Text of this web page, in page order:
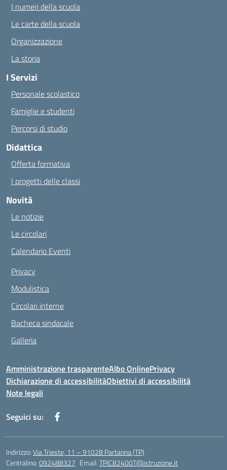
I numeri della scuola
Le carte della scuola
Organizzazione
La storia
I Servizi
Personale scolastico
Famiglie e studenti
Percorsi di studio
Didattica
Offerta formativa
I progetti delle classi
Novità
Le notizie
Le circolari
Calendario Eventi
Privacy
Modulistica
Circolari interne
Bacheca sindacale
Galleria
Amministrazione trasparenteAlbo OnlinePrivacy
Dichiarazione di accessibilitàObiettivi di accessibilità
Note legali
Seguici su:
Indirizzo:Via Trieste, 11 – 91028 Partanna (TP)
Centralino:092488327 Email:TPIC82400T@istruzione.it